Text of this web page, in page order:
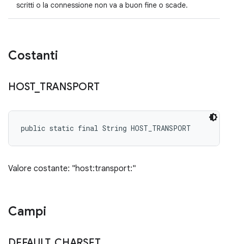
scritti o la connessione non va a buon fine o scade.
Costanti
HOST_ TRANSPORT
public static final String HOST_TRANSPORT
Valore costante: "host:transport:"
Campi